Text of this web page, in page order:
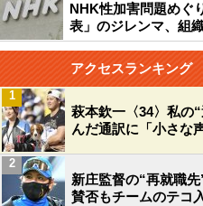
NHK性加害問題めぐ
表」のジレンマ、組
アクセスランキング
萩本欽一〈34〉私
んだ通訳に「小さな
1
新庄監督の“再就職
賛否もチームのテコ
2